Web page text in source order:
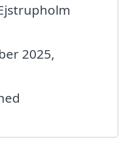
2025,